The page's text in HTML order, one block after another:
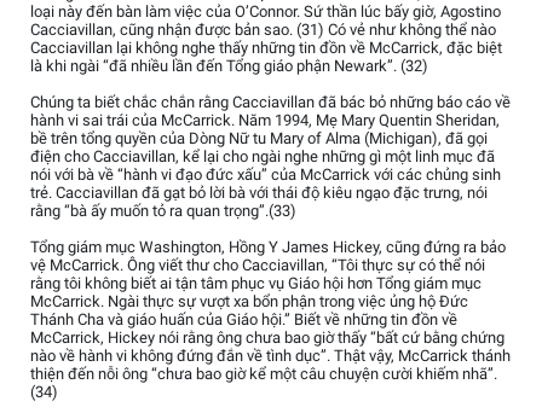
loại này đến bàn làm việc của O’Connor. Sứ thần lúc bấy giờ, Agostino
Cacciavillan, cũng nhận được bản sao. (31) Có vẻ như không thể nào
Cacciavillan lại không nghe thấy những tin đồn về McCarrick, đặc biệt
là khi ngài “đã nhiều lần đến Tổng giáo phận Newark”. (32)
Chúng ta biết chắc chắn rằng Cacciavillan đã bác bỏ những báo cáo về
hành vi sai trái của McCarrick. Năm 1994, Mẹ Mary Quentin Sheridan,
bề trên tổng quyền của Dòng Nữ tu Mary of Alma (Michigan), đã gọi
điện cho Cacciavillan, kể lại cho ngài nghe những gì một linh mục đã
nói với bà về “hành vi đạo đức xấu” của McCarrick với các chủng sinh
trẻ. Cacciavillan đã gạt bỏ lời bà với thái độ kiêu ngạo đặc trưng, nói
rằng “bà ấy muốn tỏ ra quan trọng”.(33)
Tổng giám mục Washington, Hồng Y James Hickey, cũng đứng ra bảo
vệ McCarrick. Ông viết thư cho Cacciavillan, “Tôi thực sự có thể nói
rằng tôi không biết ai tận tâm phục vụ Giáo hội hơn Tổng giám mục
McCarrick. Ngài thực sự vượt xa bổn phận trong việc ủng hộ Đức
Thánh Cha và giáo huấn của Giáo hội.” Biết về những tin đồn về
McCarrick, Hickey nói rằng ông chưa bao giờ thấy “bất cứ bằng chứng
nào về hành vi không đứng đắn về tình dục”. Thật vậy, McCarrick thánh
thiện đến nỗi ông “chưa bao giờ kể một câu chuyện cười khiếm nhã”.
(34)